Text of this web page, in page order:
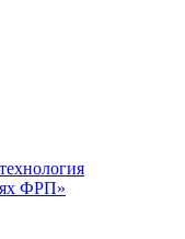
ФРП»